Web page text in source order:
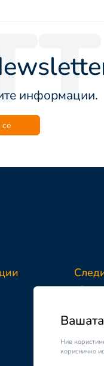
Ние
корисничко
информации.
се